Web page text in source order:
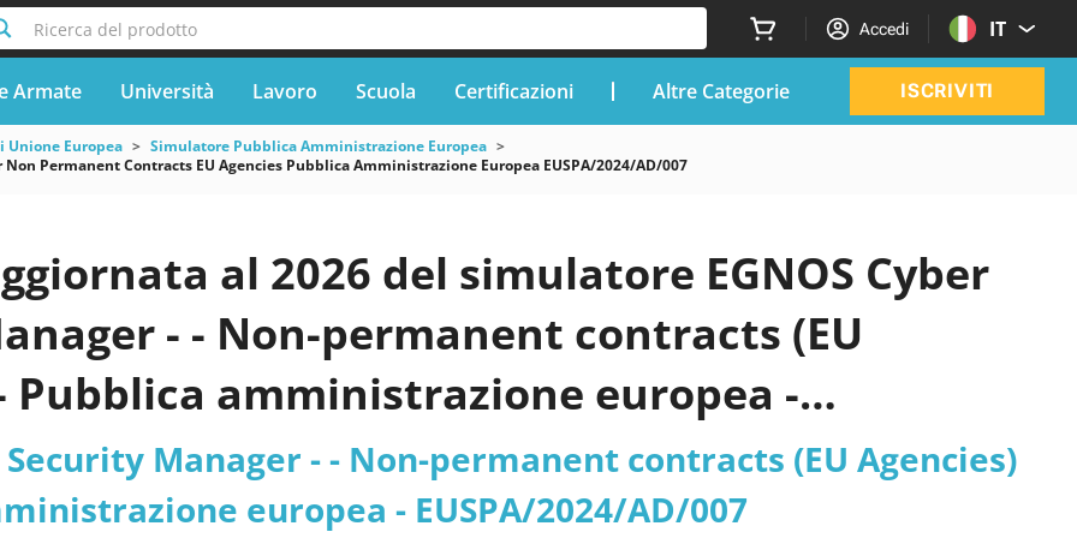
Ricerca del prodotto Accedi IT
Armate Università Lavoro Scuola Certificazioni Altre Categorie ISCRIVITI
Unione Europea
Simulatore Pubblica Amministrazione Europea
Non Permanent Contracts EU Agencies Pubblica Amministrazione Europea EUSPA/2024/AD/007
al 2026 del simulatore EGNOS Cyber
- - Non-permanent contracts (EU
Pubblica amministrazione europea -
AD/007
Security Manager - - Non-permanent contracts (EU Agencies)
europea - EUSPA/2024/AD/007